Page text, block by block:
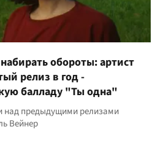
обороты: артист
релиз в год -
балладу "Ты одна"
над предыдущими релизами
Вейнер